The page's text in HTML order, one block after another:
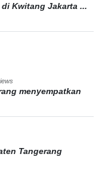
Kwitang Jakarta ...
menyempatkan
Tangerang